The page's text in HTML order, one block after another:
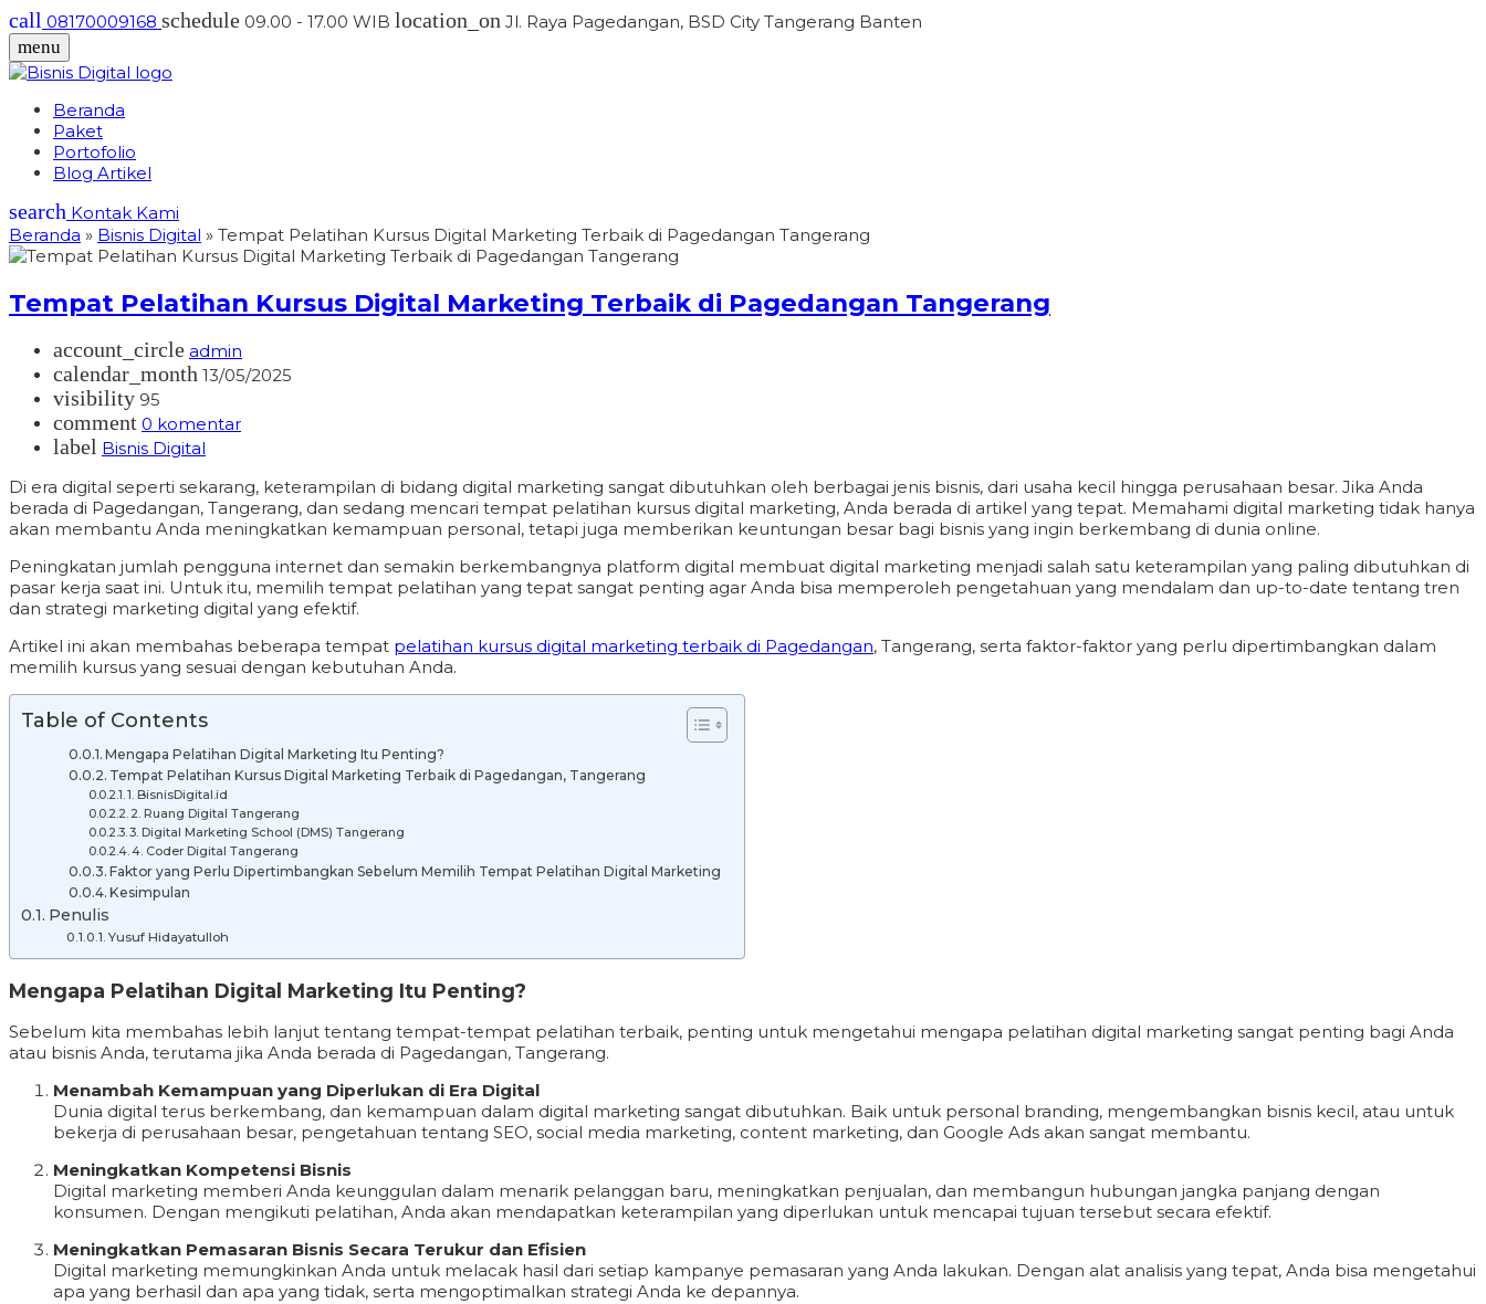
call 08170009168 schedule 09.00 - 17.00 WIB location_on Jl. Raya Pagedangan, BSD City Tangerang Banten
menu
Beranda
Paket
Portofolio
Blog Artikel
search Kontak Kami
Beranda » Bisnis Digital » Tempat Pelatihan Kursus Digital Marketing Terbaik di Pagedangan Tangerang
Tempat Pelatihan Kursus Digital Marketing Terbaik di Pagedangan Tangerang
account_circle admin
calendar_month 13/05/2025
visibility 95
comment 0 komentar
label Bisnis Digital
Di era digital seperti sekarang, keterampilan di bidang digital marketing sangat dibutuhkan oleh berbagai jenis bisnis, dari usaha kecil hingga perusahaan besar. Jika Anda
berada di Pagedangan, Tangerang, dan sedang mencari tempat pelatihan kursus digital marketing, Anda berada di artikel yang tepat. Memahami digital marketing tidak hanya
akan membantu Anda meningkatkan kemampuan personal, tetapi juga memberikan keuntungan besar bagi bisnis yang ingin berkembang di dunia online.
Peningkatan jumlah pengguna internet dan semakin berkembangnya platform digital membuat digital marketing menjadi salah satu keterampilan yang paling dibutuhkan di
pasar kerja saat ini. Untuk itu, memilih tempat pelatihan yang tepat sangat penting agar Anda bisa memperoleh pengetahuan yang mendalam dan up-to-date tentang tren
dan strategi marketing digital yang efektif.
Artikel ini akan membahas beberapa tempat pelatihan kursus digital marketing terbaik di Pagedangan, Tangerang, serta faktor-faktor yang perlu dipertimbangkan dalam
memilih kursus yang sesuai dengan kebutuhan Anda.
Table of Contents
Mengapa Pelatihan Digital Marketing Itu Penting?
Tempat Pelatihan Kursus Digital Marketing Terbaik di Pagedangan, Tangerang
1. BisnisDigital.id
2. Ruang Digital Tangerang
3. Digital Marketing School (DMS) Tangerang
4. Coder Digital Tangerang
Faktor yang Perlu Dipertimbangkan Sebelum Memilih Tempat Pelatihan Digital Marketing
Kesimpulan
Penulis
Yusuf Hidayatulloh
Mengapa Pelatihan Digital Marketing Itu Penting?
Sebelum kita membahas lebih lanjut tentang tempat-tempat pelatihan terbaik, penting untuk mengetahui mengapa pelatihan digital marketing sangat penting bagi Anda
atau bisnis Anda, terutama jika Anda berada di Pagedangan, Tangerang.
Menambah Kemampuan yang Diperlukan di Era Digital
Dunia digital terus berkembang, dan kemampuan dalam digital marketing sangat dibutuhkan. Baik untuk personal branding, mengembangkan bisnis kecil, atau untuk
bekerja di perusahaan besar, pengetahuan tentang SEO, social media marketing, content marketing, dan Google Ads akan sangat membantu.
Meningkatkan Kompetensi Bisnis
Digital marketing memberi Anda keunggulan dalam menarik pelanggan baru, meningkatkan penjualan, dan membangun hubungan jangka panjang dengan
konsumen. Dengan mengikuti pelatihan, Anda akan mendapatkan keterampilan yang diperlukan untuk mencapai tujuan tersebut secara efektif.
Meningkatkan Pemasaran Bisnis Secara Terukur dan Efisien
Digital marketing memungkinkan Anda untuk melacak hasil dari setiap kampanye pemasaran yang Anda lakukan. Dengan alat analisis yang tepat, Anda bisa mengetahui
apa yang berhasil dan apa yang tidak, serta mengoptimalkan strategi Anda ke depannya.